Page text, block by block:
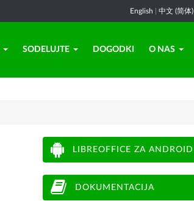
English 中文 (简体)
SODELUJTE DOGODKI O NAS
LIBREOFFICE ZA ANDROID
DOKUMENTACIJA